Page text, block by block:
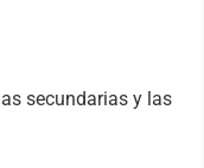
secundarias y las